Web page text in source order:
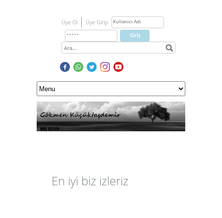
Üye Ol Üye Girişi
En iyi biz izleriz